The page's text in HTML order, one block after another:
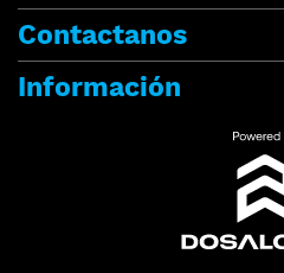
Contactanos
Información